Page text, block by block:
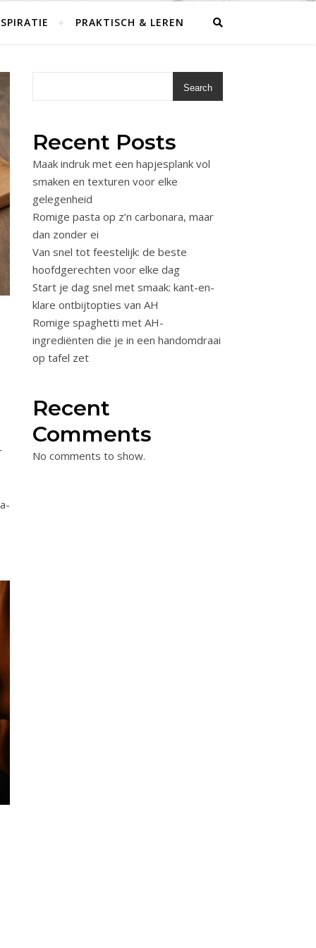
PRAKTISCH & LEREN
Search
Recent Posts
Maak indruk met een hapjesplank vol
smaken en texturen voor elke
gelegenheid
Romige pasta op z’n carbonara, maar
dan zonder ei
Van snel tot feestelijk: de beste
hoofdgerechten voor elke dag
Start je dag snel met smaak: kant-en-
klare ontbijtopties van AH
Romige spaghetti met AH-
ingrediënten die je in een handomdraai
op tafel zet
Recent
Comments
No comments to show.